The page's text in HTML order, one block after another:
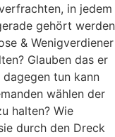
in jedem
gehört werden
& Wenigverdiener
Glauben das er
tun kann
wählen der
halten? Wie
durch den Dreck